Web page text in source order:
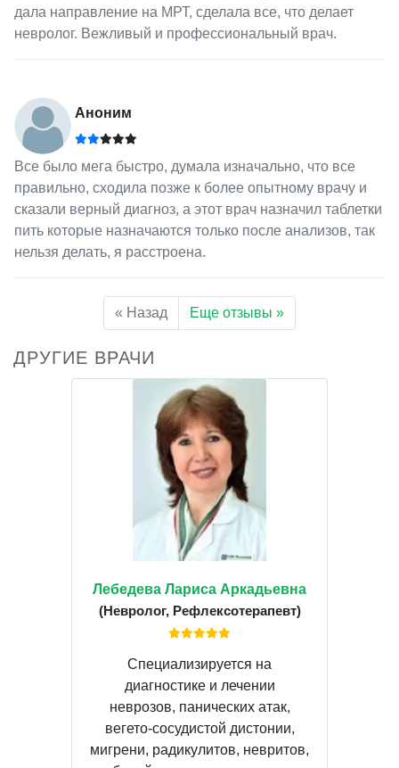
дала направление на МРТ, сделала все, что делает
невролог. Вежливый и профессиональный врач.
Аноним
Все было мега быстро, думала изначально, что все
правильно, сходила позже к более опытному врачу и
сказали верный диагноз, а этот врач назначил таблетки
пить которые назначаются только после анализов, так
нельзя делать, я расстроена.
« Назад Еще отзывы »
ДРУГИЕ ВРАЧИ
Лебедева Лариса Аркадьевна
(Невролог, Рефлексотерапевт)
Специализируется на
диагностике и лечении
неврозов, панических атак,
вегето-сосудистой дистонии,
мигрени, радикулитов, невритов,